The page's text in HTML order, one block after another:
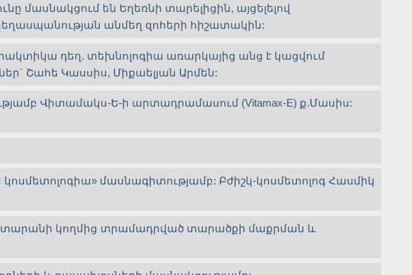
մասնակցում են Եղեռնի տարելիցին, այցելելով
անմեղ զոհերի հիշատակին:
դեղ. տեխնոլոգիա առարկայից անց է կացվում
Շահե Կասսիս, Միքաելյան Արմեն:
Վիտամակս-Ե-ի արտադրամասում (Vitamax-E) ք.Մասիս:
մասնագիտությամբ: Բժիշկ-կոսմետոլոգ Հասմիկ
կողմից տրամադրված տարածքի մաքրման և